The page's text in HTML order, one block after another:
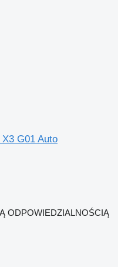
G01 Auto
ODPOWIEDZIALNOŚCIĄ